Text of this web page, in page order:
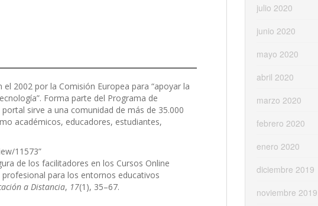
2002 por la Comisión Europea para “apoyar la
Forma parte del Programa de
sirve a una comunidad de más de 35.000
académicos, educadores, estudiantes,
11573”
de los facilitadores en los Cursos Online
para los entornos educativos
a Distancia, 17(1), 35–67.
julio 2020
junio 2020
mayo 2020
abril 2020
marzo 2020
febrero 2020
enero 2020
diciembre 2019
noviembre 2019